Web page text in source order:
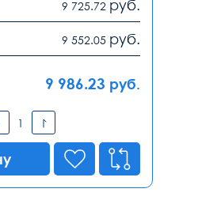
9 725.72 руб.
9 552.05 руб.
9 986.23 руб.